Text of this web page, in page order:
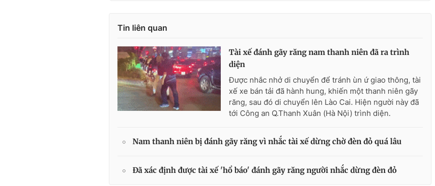
Tin liên quan
Tài xế đánh gãy răng nam thanh niên đã ra trình
diện
Được nhắc nhở di chuyển để tránh ùn ứ giao thông, tài
xế xe bán tải đã hành hung, khiến một thanh niên gãy
răng, sau đó di chuyển lên Lào Cai. Hiện người này đã
tới Công an Q.Thanh Xuân (Hà Nội) trình diện.
Nam thanh niên bị đánh gãy răng vì nhắc tài xế dừng chờ đèn đỏ quá lâu
Đã xác định được tài xế 'hổ báo' đánh gãy răng người nhắc dừng đèn đỏ